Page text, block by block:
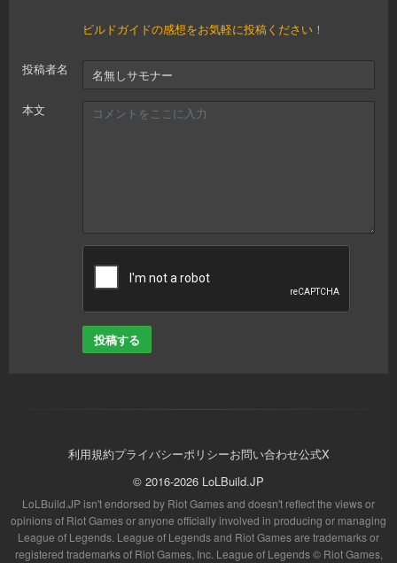
ビルドガイドの感想をお気軽に投稿ください！
投稿者名
本文
投稿する
利用規約プライバシーポリシーお問い合わせ公式X
© 2016-2026 LoLBuild.JP
LoLBuild.JP isn't endorsed by Riot Games and doesn't reflect the views or
opinions of Riot Games or anyone officially involved in producing or managing
League of Legends. League of Legends and Riot Games are trademarks or
registered trademarks of Riot Games, Inc. League of Legends © Riot Games,